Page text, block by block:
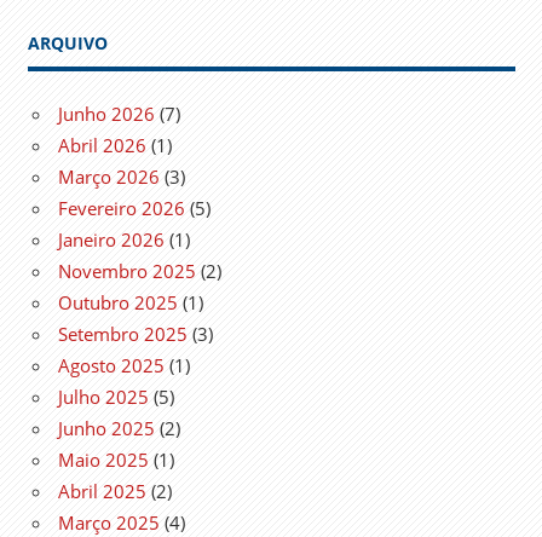
ARQUIVO
Junho 2026 (7)
Abril 2026 (1)
Março 2026 (3)
Fevereiro 2026 (5)
Janeiro 2026 (1)
Novembro 2025 (2)
Outubro 2025 (1)
Setembro 2025 (3)
Agosto 2025 (1)
Julho 2025 (5)
Junho 2025 (2)
Maio 2025 (1)
Abril 2025 (2)
Março 2025 (4)